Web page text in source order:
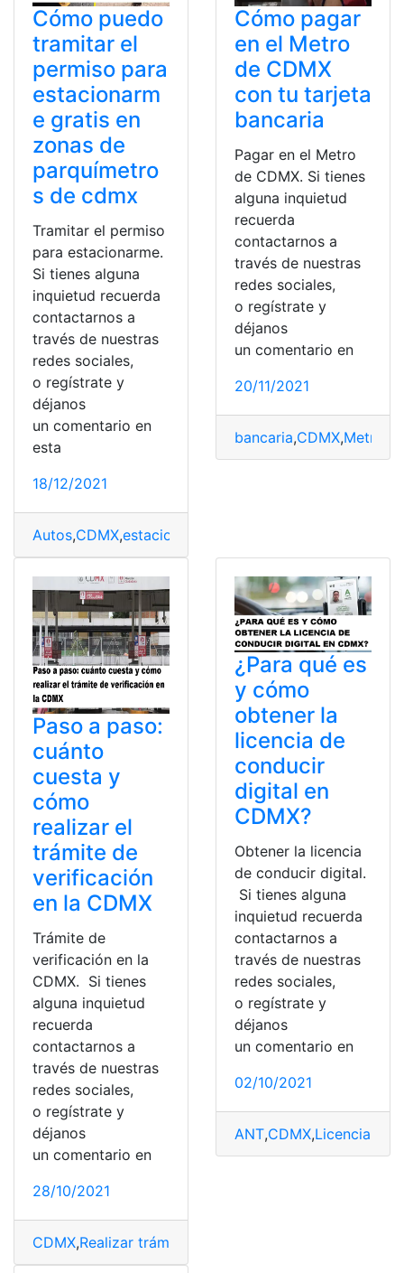
Cómo puedo
tramitar el
permiso para
estacionarm
e gratis en
zonas de
parquímetro
s de cdmx
Tramitar el permiso
para estacionarme.
Si tienes alguna
inquietud recuerda
contactarnos a
través de nuestras
redes sociales,
o regístrate y
déjanos
un comentario en
esta
18/12/2021
Autos,CDMX,estaciones
Cómo pagar
en el Metro
de CDMX
con tu tarjeta
bancaria
Pagar en el Metro
de CDMX. Si tienes
alguna inquietud
recuerda
contactarnos a
través de nuestras
redes sociales,
o regístrate y
déjanos
un comentario en
20/11/2021
bancaria,CDMX,Metro
Paso a paso:
cuánto
cuesta y
cómo
realizar el
trámite de
verificación
en la CDMX
Trámite de
verificación en la
CDMX. Si tienes
alguna inquietud
recuerda
contactarnos a
través de nuestras
redes sociales,
o regístrate y
déjanos
un comentario en
28/10/2021
CDMX,Realizar trámite
¿Para qué es
y cómo
obtener la
licencia de
conducir
digital en
CDMX?
Obtener la licencia
de conducir digital.
Si tienes alguna
inquietud recuerda
contactarnos a
través de nuestras
redes sociales,
o regístrate y
déjanos
un comentario en
02/10/2021
ANT,CDMX,Licencia